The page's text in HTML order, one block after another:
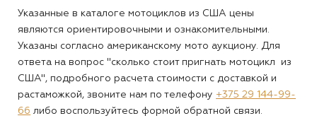
Указанные в каталоге мотоциклов из США цены
являются ориентировочными и ознакомительными.
Указаны согласно американскому мото аукциону. Для
ответа на вопрос "сколько стоит пригнать мотоцикл из
США", подробного расчета стоимости с доставкой и
растаможкой, звоните нам по телефону +375 29 144-99-
66 либо воспользуйтесь формой обратной связи.